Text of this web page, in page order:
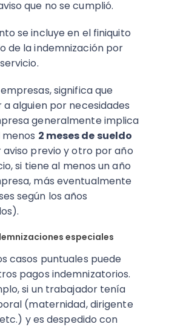
que no se cumplió.
se incluye en el finiquito
de la indemnización por
significa que
a alguien por necesidades
generalmente implica
2 meses de sueldo
aviso previo y otro por año
si tiene al menos un año
más eventualmente
según los años
especiales
casos puntuales puede
pagos indemnizatorios.
si un trabajador tenía
(maternidad, dirigente
y es despedido con